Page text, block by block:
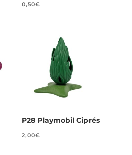
0,50€
P28 Playmobil Ciprés
2,00€